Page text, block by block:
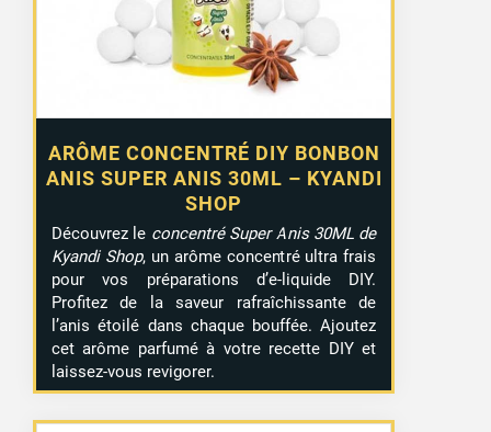
ARÔME CONCENTRÉ DIY BONBON
ANIS SUPER ANIS 30ML – KYANDI
SHOP
Découvrez le concentré Super Anis 30ML de
Kyandi Shop, un arôme concentré ultra frais
pour vos préparations d’e-liquide DIY.
Profitez de la saveur rafraîchissante de
l’anis étoilé dans chaque bouffée. Ajoutez
cet arôme parfumé à votre recette DIY et
laissez-vous revigorer.